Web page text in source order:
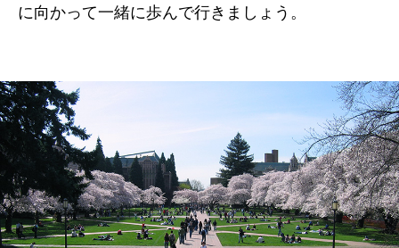
に向かって一緒に歩んで行きましょう。